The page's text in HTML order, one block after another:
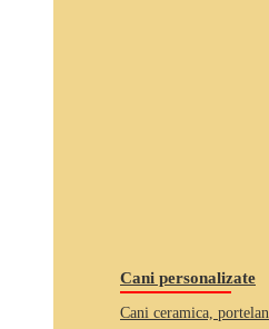
Cani personalizate
Cani ceramica, portelan